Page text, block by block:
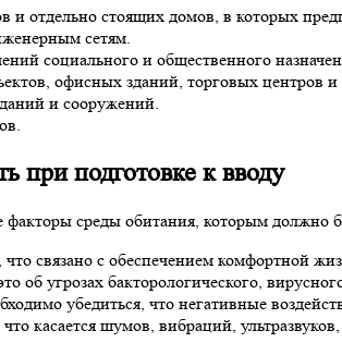
и отдельно стоящих домов, в которых
сетям.
социального и общественного
офисных зданий, торговых центров и
и сооружений.
при подготовке к вводу
среды обитания, которым должно
связано с обеспечением комфортной
об угрозах бакторологического,
убедиться, что негативные
касается шумов, вибраций,